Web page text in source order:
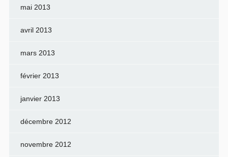
mai 2013
avril 2013
mars 2013
février 2013
janvier 2013
décembre 2012
novembre 2012